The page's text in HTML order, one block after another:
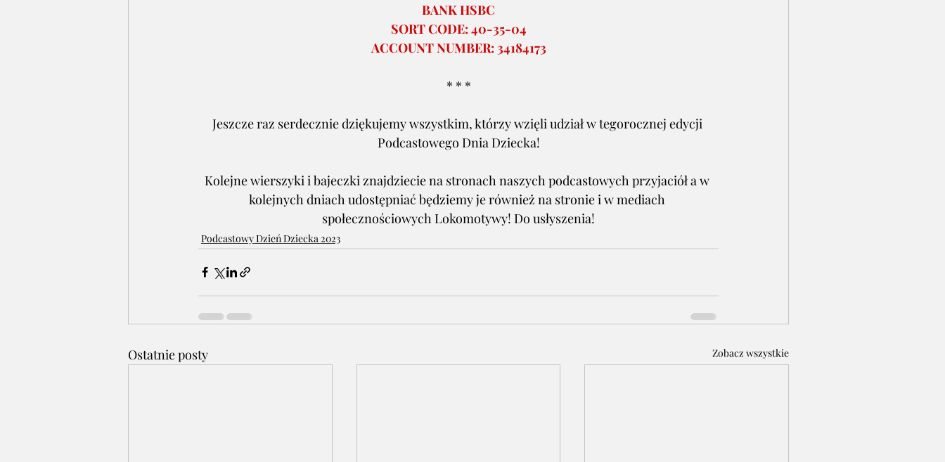
BANK HSBC
SORT CODE: 40-35-04
ACCOUNT NUMBER: 34184173
* * *
Jeszcze raz serdecznie dziękujemy wszystkim, którzy wzięli udział w tegorocznej edycji
Podcastowego Dnia Dziecka!
Kolejne wierszyki i bajeczki znajdziecie na stronach naszych podcastowych przyjaciół a w
kolejnych dniach udostępniać będziemy je również na stronie i w mediach
społecznościowych Lokomotywy! Do usłyszenia!
Podcastowy Dzień Dziecka 2023
Ostatnie posty Zobacz wszystkie